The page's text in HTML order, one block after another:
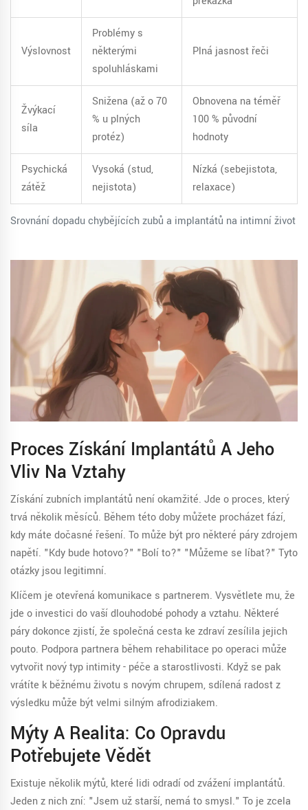
Srovnání dopadu chybějících zubů a implantátů na intimní život
Výslovnost
Problémy s
některými
spoluhláskami
Plná jasnost řeči
Žvýkací
síla
Snižena (až o 70
% u plných
protéz)
Obnovena na téměř
100 % původní
hodnoty
Psychická
zátěž
Vysoká (stud,
nejistota)
Nízká (sebejistota,
relaxace)
Proces Získání Implantátů A Jeho
Vliv Na Vztahy
Získání zubních implantátů není okamžité. Jde o proces, který
trvá několik měsíců. Během této doby můžete procházet fází,
kdy máte dočasné řešení. To může být pro některé páry zdrojem
napětí. "Kdy bude hotovo?" "Bolí to?" "Můžeme se líbat?" Tyto
otázky jsou legitimní.
Klíčem je otevřená komunikace s partnerem. Vysvětlete mu, že
jde o investici do vaší dlouhodobé pohody a vztahu. Některé
páry dokonce zjistí, že společná cesta ke zdraví zesílila jejich
pouto. Podpora partnera během rehabilitace po operaci může
vytvořit nový typ intimity - péče a starostlivosti. Když se pak
vrátíte k běžnému životu s novým chrupem, sdílená radost z
výsledku může být velmi silným afrodiziakem.
Mýty A Realita: Co Opravdu
Potřebujete Vědět
Existuje několik mýtů, které lidi odradí od zvážení implantátů.
Jeden z nich zní: "Jsem už starší, nemá to smysl." To je zcela